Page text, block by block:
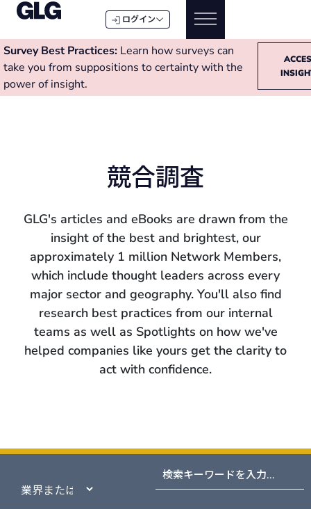
ログイン
Survey Best Practices: Learn how surveys can
take you from suppositions to certainty with the
power of insight.
競合調査
GLG's articles and eBooks are drawn from the
insight of the best and brightest, our
approximately 1 million Network Members,
which include thought leaders across every
major sector and geography. You'll also find
research best practices from our internal
teams as well as Spotlights on how we've
helped companies like yours get the clarity to
act with confidence.